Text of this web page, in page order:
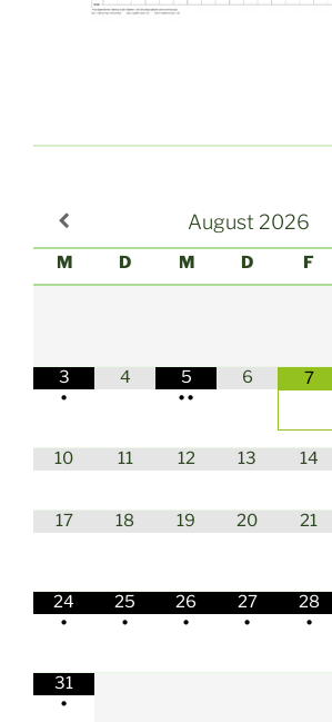
August 2026
M D M D F
3
•
4
5
••
6 7
10 11 12 13 14
17 18 19 20 21
24
•
25
•
26
•
27
•
28
•
31
•